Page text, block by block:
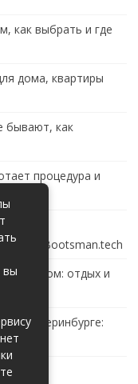
как выбрать и где
дома, квартиры
бывают, как
процедура и
обзор
сайта Bootsman.tech
отдых и
в Екатеринбурге:
вы